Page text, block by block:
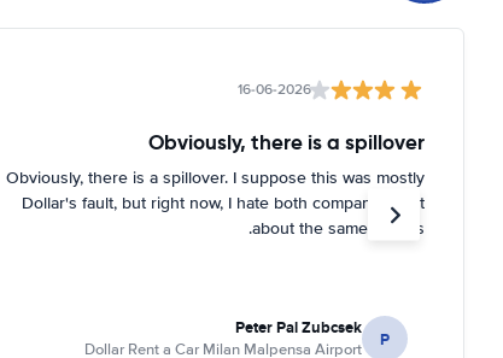
16-06-2026
Obviously, there is a spillover
Obviously, there is a spillover. I suppose this was mostly
Dollar's fault, but right now, I hate both companies just
about the same for this.
P
Peter Pal Zubcsek
Dollar Rent a Car Milan Malpensa Airport